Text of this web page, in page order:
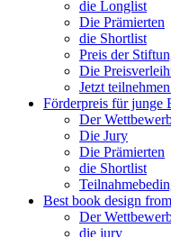
die Longlist
Die Prämierten
die Shortlist
Preis der
Die
Jetzt
Förderpreis für junge
Der
Die Jury
Die Prämierten
die Shortlist
Best book design
Der
die jury